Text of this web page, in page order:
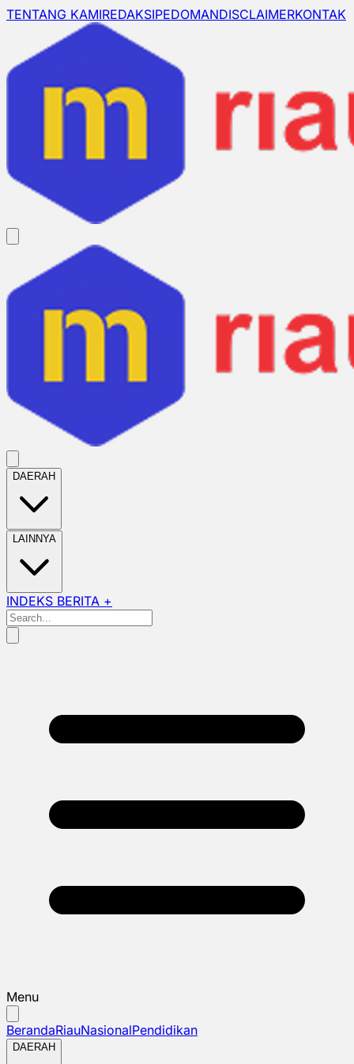
TENTANG KAMIREDAKSIPEDOMANDISCLAIMERKONTAK
DAERAH
LAINNYA
INDEKS BERITA +
Menu
BerandaRiauNasionalPendidikan
DAERAH